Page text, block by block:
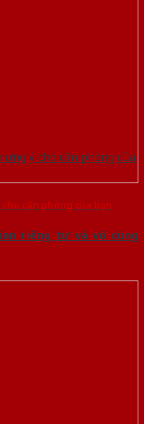
cho căn phòng của bạn
riêng tư và vô cùng